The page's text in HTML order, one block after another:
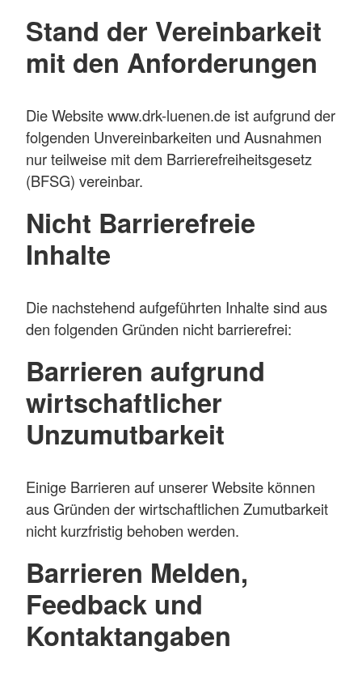
Stand der Vereinbarkeit
mit den Anforderungen
Die Website www.drk-luenen.de ist aufgrund der
folgenden Unvereinbarkeiten und Ausnahmen
nur teilweise mit dem Barrierefreiheitsgesetz
(BFSG) vereinbar.
Nicht Barrierefreie
Inhalte
Die nachstehend aufgeführten Inhalte sind aus
den folgenden Gründen nicht barrierefrei:
Barrieren aufgrund
wirtschaftlicher
Unzumutbarkeit
Einige Barrieren auf unserer Website können
aus Gründen der wirtschaftlichen Zumutbarkeit
nicht kurzfristig behoben werden.
Barrieren Melden,
Feedback und
Kontaktangaben